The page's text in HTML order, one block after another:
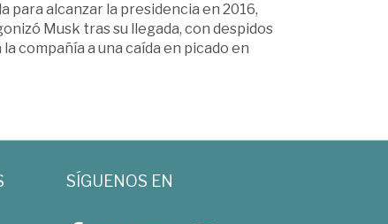
para alcanzar la presidencia en 2016,
Musk tras su llegada, con despidos
compañía a una caída en picado en
SÍGUENOS EN